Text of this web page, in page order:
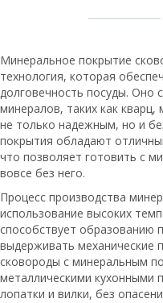
Минеральное покрытие
технология, которая
долговечность посуды. Оно
минералов, таких как
не только надежным, но и
покрытия обладают
что позволяет готовить с
вовсе без него.
Процесс производства
использование высоких
способствует образованию
выдерживать механические
сковороды с минеральным
металлическими кухонными
лопатки и вилки, без